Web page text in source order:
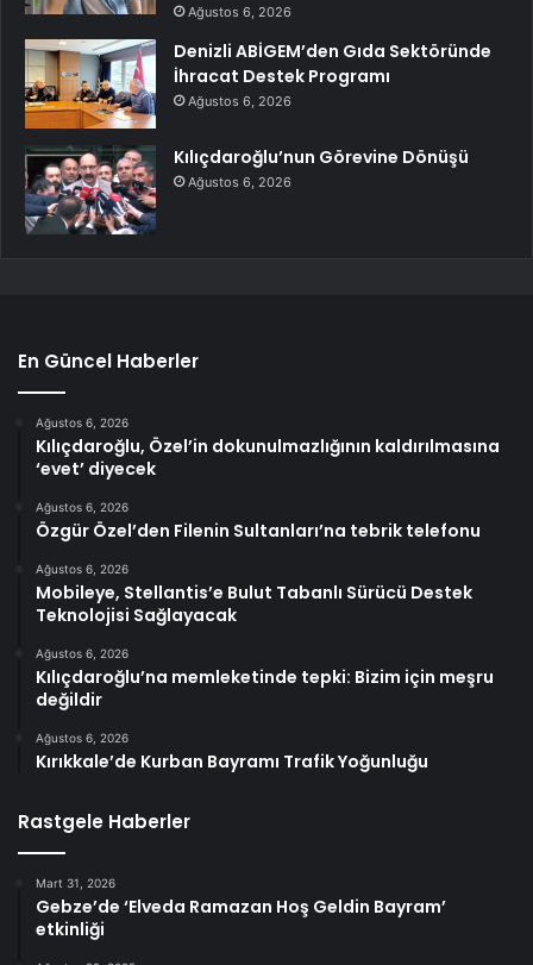
Ağustos 6, 2026
Denizli ABİGEM’den Gıda Sektöründe
İhracat Destek Programı
Ağustos 6, 2026
Kılıçdaroğlu’nun Görevine Dönüşü
Ağustos 6, 2026
En Güncel Haberler
Ağustos 6, 2026
Kılıçdaroğlu, Özel’in dokunulmazlığının kaldırılmasına
‘evet’ diyecek
Ağustos 6, 2026
Özgür Özel’den Filenin Sultanları’na tebrik telefonu
Ağustos 6, 2026
Mobileye, Stellantis’e Bulut Tabanlı Sürücü Destek
Teknolojisi Sağlayacak
Ağustos 6, 2026
Kılıçdaroğlu’na memleketinde tepki: Bizim için meşru
değildir
Ağustos 6, 2026
Kırıkkale’de Kurban Bayramı Trafik Yoğunluğu
Rastgele Haberler
Mart 31, 2026
Gebze’de ‘Elveda Ramazan Hoş Geldin Bayram’
etkinliği